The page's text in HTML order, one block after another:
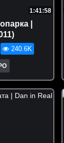
1:41:58
|
240.6K